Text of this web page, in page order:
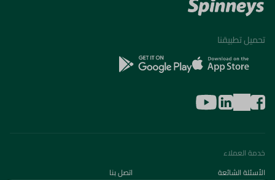
تحميل تطبيقنا
خدمة العملاء
الأسئلة الشائعة
اتصل بنا